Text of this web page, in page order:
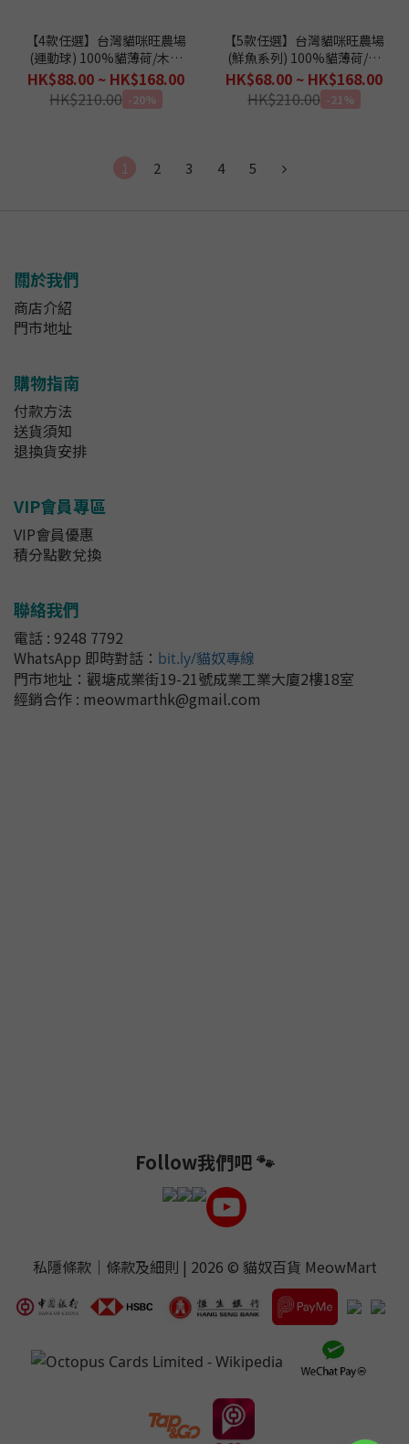
【4款任選】台灣貓咪旺農場
(運動球) 100%貓薄荷/木天
蓼貓玩具
HK$88.00 ~ HK$168.00
HK$210.00 -20%
【5款任選】台灣貓咪旺農場
(鮮魚系列) 100%貓薄荷/木
天蓼貓玩具
HK$68.00 ~ HK$168.00
HK$210.00 -21%
1 2 3 4 5
關於我們
商店介紹
門市地址
購物指南
付款方法
送貨須知
退換貨安排
VIP會員專區
VIP會員優惠
積分點數兌換
聯絡我們
電話 : 9248 7792
WhatsApp 即時對話 ： bit.ly/貓奴專線
門市地址： 觀塘成業街19-21號成業工業大廈2樓18室
經銷合作 : meowmarthk@gmail.com
Follow我們吧 🐾
私隱條款｜ 條款及細則 | 2026 © 貓奴百貨 MeowMart